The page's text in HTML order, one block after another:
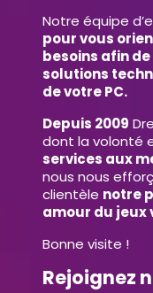
Notre équipe
pour vous
besoins afin
solutions
de votre PC.
Depuis 2009
dont la volonté
services aux
nous nous
clientèle notre
amour du jeux
Bonne visite !
Rejoignez